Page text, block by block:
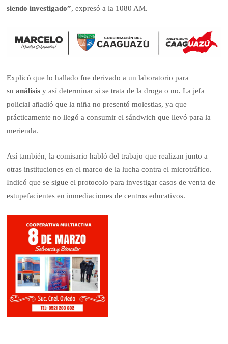
siendo investigado”, expresó a la 1080 AM.
Explicó que lo hallado fue derivado a un laboratorio para
suanálisisy así determinar si se trata de la droga o no. La jefa
policial añadió que la niña no presentó molestias, ya que
prácticamente no llegó a consumir el sándwich que llevó para la
merienda.
Así también, la comisario habló del trabajo que realizan junto a
otras instituciones en el marco de la lucha contra el microtráfico.
Indicó que se sigue el protocolo para investigar casos de venta de
estupefacientes en inmediaciones de centros educativos.